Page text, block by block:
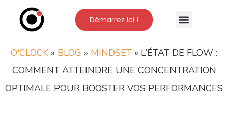
Démarrez Ici !
O'CLOCK » BLOG » MINDSET » L’ÉTAT DE FLOW :
COMMENT ATTEINDRE UNE CONCENTRATION
OPTIMALE POUR BOOSTER VOS PERFORMANCES